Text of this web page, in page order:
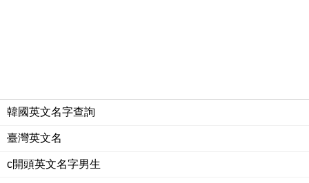
韓國英文名字查詢
臺灣英文名
c開頭英文名字男生